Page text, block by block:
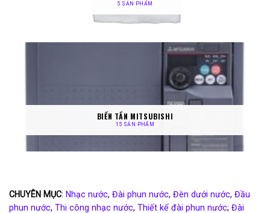
5 SẢN PHẨM
BIẾN TẦN MITSUBISHI
15 SẢN PHẨM
CHUYÊN MỤC: Nhạc nước, Đài phun nước, Đèn dưới nước, Đầu
phun nước, Thi công nhạc nước, Thiết kế đài phun nước; Đài